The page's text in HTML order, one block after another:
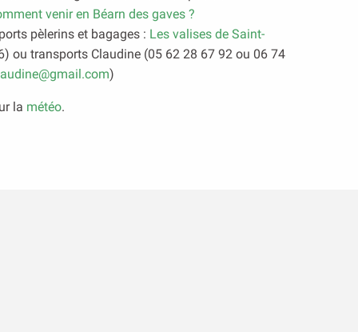
venir en Béarn des gaves ?
pèlerins et bagages : Les valises de Saint-
ou transports Claudine (05 62 28 67 92 ou 06 74
)
la météo.